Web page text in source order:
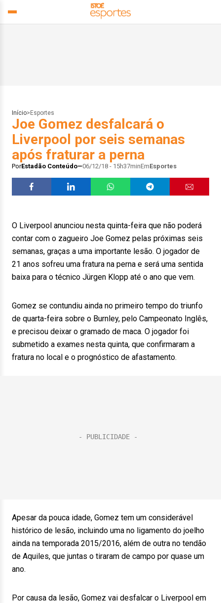
Início> Esportes
Joe Gomez desfalcará o
Liverpool por seis semanas
após fraturar a perna
PorEstadão Conteúdo 06/12/18 - 15h37minEmEsportes
O Liverpool anunciou nesta quinta-feira que não poderá
contar com o zagueiro Joe Gomez pelas próximas seis
semanas, graças a uma importante lesão. O jogador de
21 anos sofreu uma fratura na perna e será uma sentida
baixa para o técnico Jürgen Klopp até o ano que vem.
Gomez se contundiu ainda no primeiro tempo do triunfo
de quarta-feira sobre o Burnley, pelo Campeonato Inglês,
e precisou deixar o gramado de maca. O jogador foi
submetido a exames nesta quinta, que confirmaram a
fratura no local e o prognóstico de afastamento.
Apesar da pouca idade, Gomez tem um considerável
histórico de lesão, incluindo uma no ligamento do joelho
ainda na temporada 2015/2016, além de outra no tendão
de Aquiles, que juntas o tiraram de campo por quase um
ano.
Por causa da lesão, Gomez vai desfalcar o Liverpool em